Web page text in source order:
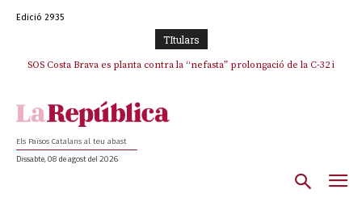
Edició 2935
TItulars
SOS Costa Brava es planta contra la “nefasta” prolongació de la C-32 i
Els Països Catalans al teu abast
Dissabte, 08 de agost del 2026